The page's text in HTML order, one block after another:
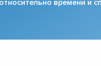
относительно времени и